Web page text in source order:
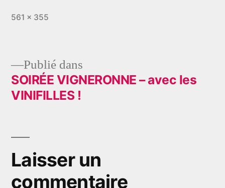
Taille
561 × 355
Navigation
l’article
Publié dans
SOIRÉE VIGNERONNE – avec les
VINIFILLES !
Laisser un
commentaire